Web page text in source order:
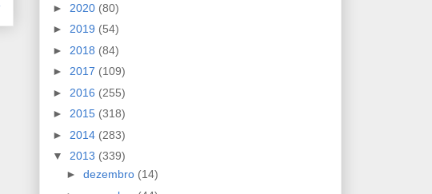
► 2020 (80)
► 2019 (54)
► 2018 (84)
► 2017 (109)
► 2016 (255)
► 2015 (318)
► 2014 (283)
▼ 2013 (339)
► dezembro (14)